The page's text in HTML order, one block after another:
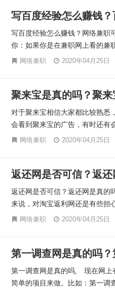
写百度经验怎么赚钱
写百度经验怎么赚钱？网络兼职
你：如果你是在兼职网上看的兼
网络兼职 2020年04月25日
聚来宝是真的吗？聚
对于聚来宝相信大家都比较熟悉
会看到聚来宝的广告，有时还有
网络兼职 2020年04月25日
返还网是否可信？返
返还网是否可信？返还网是真的
来说，对淘宝返利网还是有些担
网络兼职 2020年04月25日
第一调查网是真的吗
第一调查网是真的吗, 现在网上
简单的项目来做。比如：第一调